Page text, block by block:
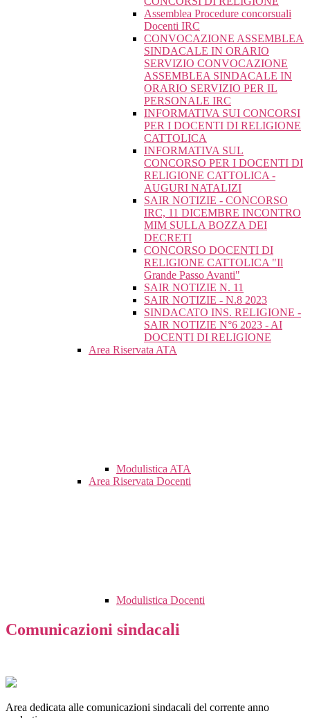
Assemblea Procedure concorsuali
Docenti IRC
CONVOCAZIONE ASSEMBLEA
SINDACALE IN ORARIO
SERVIZIO CONVOCAZIONE
ASSEMBLEA SINDACALE IN
ORARIO SERVIZIO PER IL
PERSONALE IRC
INFORMATIVA SUI CONCORSI
PER I DOCENTI DI RELIGIONE
CATTOLICA
INFORMATIVA SUL
CONCORSO PER I DOCENTI DI
RELIGIONE CATTOLICA -
AUGURI NATALIZI
SAIR NOTIZIE - CONCORSO
IRC, 11 DICEMBRE INCONTRO
MIM SULLA BOZZA DEI
DECRETI
CONCORSO DOCENTI DI
RELIGIONE CATTOLICA "Il
Grande Passo Avanti"
SAIR NOTIZIE N. 11
SAIR NOTIZIE - N.8 2023
SINDACATO INS. RELIGIONE -
SAIR NOTIZIE N°6 2023 - AI
DOCENTI DI RELIGIONE
Area Riservata ATA
Modulistica ATA
Area Riservata Docenti
Modulistica Docenti
Comunicazioni sindacali
Area dedicata alle comunicazioni sindacali del corrente anno